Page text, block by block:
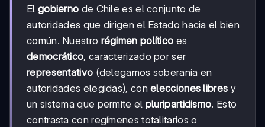
El gobierno de Chile es el conjunto de
autoridades que dirigen el Estado hacia el bien
común. Nuestro régimen político es
democrático, caracterizado por ser
representativo (delegamos soberanía en
autoridades elegidas), conelecciones libres y
un sistema que permite el pluripartidismo. Esto
contrasta con regímenes totalitarios o